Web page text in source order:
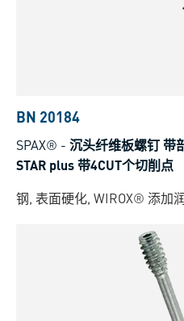
BN 20184
SPAX® - 沉头纤维板螺钉 带
STAR plus 带4CUT个切削点
钢, 表面硬化, WIROX® 添加